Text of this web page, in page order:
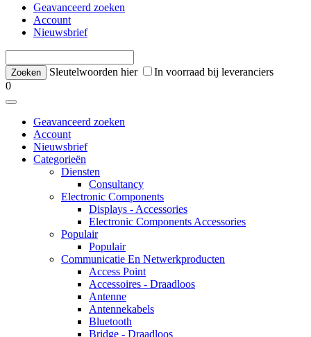
Geavanceerd zoeken
Account
Nieuwsbrief
Sleutelwoorden hier
In voorraad bij leveranciers
0
Geavanceerd zoeken
Account
Nieuwsbrief
Categorieën
Diensten
Consultancy
Electronic Components
Displays - Accessories
Electronic Components Accessories
Populair
Populair
Communicatie En Netwerkproducten
Access Point
Accessoires - Draadloos
Antenne
Antennekabels
Bluetooth
Bridge - Draadloos